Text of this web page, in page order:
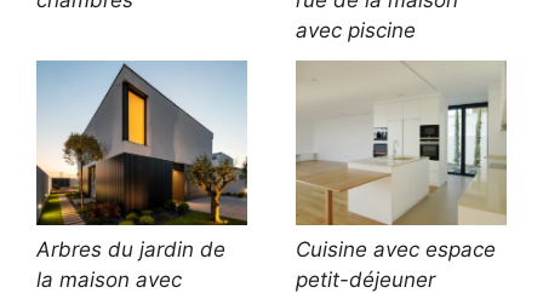
avec piscine
Arbres du jardin de
la maison avec
Cuisine avec espace
petit-déjeuner